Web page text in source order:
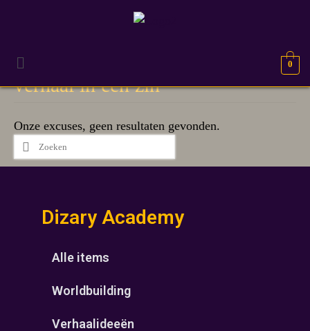
0
verhaal in een zin
Onze excuses, geen resultaten gevonden.
Dizary Academy
Alle items
Worldbuilding
Verhaalideeën